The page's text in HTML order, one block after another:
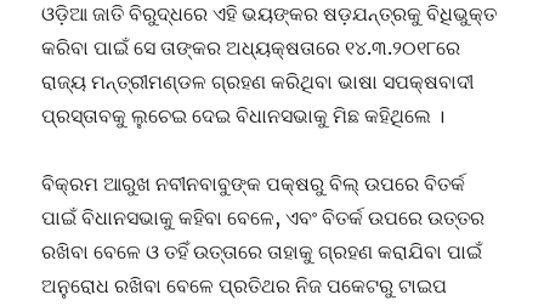
ଓଡ଼ିଆ ଜାତି ବିରୁଦ୍ଧରେ ଏହି ଭୟଙ୍କର ଷଡ଼ଯନ୍ତ୍ରକୁ ବିଧିଭୁକ୍ତ
କରିବା ପାଇଁ ସେ ତାଙ୍କର ଅଧ୍ୟକ୍ଷତାରେ ୧୪.୩.୨୦୧୮ରେ
ରାଜ୍ୟ ମନ୍ତ୍ରୀମଣ୍ଡଳ ଗ୍ରହଣ କରିଥିବା ଭାଷା ସପକ୍ଷବାଦୀ
ପ୍ରସ୍ତାବକୁ ଲୁଚେଇ ଦେଇ ବିଧାନସଭାକୁ ମିଛ କହିଥିଲେ ।
ବିକ୍ରମ ଆରୁଖ ନବୀନବାବୁଙ୍କ ପକ୍ଷରୁ ବିଲ୍ ଉପରେ ବିତର୍କ
ପାଇଁ ବିଧାନସଭାକୁ କହିବା ବେଳେ, ଏବଂ ବିତର୍କ ଉପରେ ଉତ୍ତର
ରଖିବା ବେଳେ ଓ ତହିଁ ଉତ୍ତାରେ ତାହାକୁ ଗ୍ରହଣ କରାଯିବା ପାଇଁ
ଅନୁରୋଧ ରଖିବା ବେଳେ ପ୍ରତିଥର ନିଜ ପକେଟରୁ ଟାଇପ